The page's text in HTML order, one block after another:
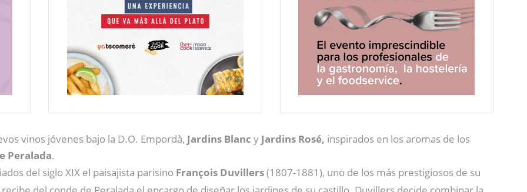
vinos jóvenes bajo la D.O. Empordà, Jardins Blanc y Jardins Rosé, inspirados en los aromas de los
Peralada.
del siglo XIX el paisajista parisino François Duvillers(1807-1881), uno de los más prestigiosos de su